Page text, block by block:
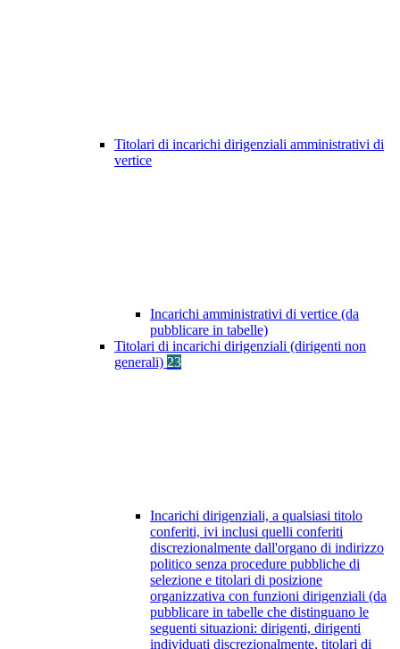
Titolari di incarichi dirigenziali amministrativi di
vertice
Incarichi amministrativi di vertice (da
pubblicare in tabelle)
Titolari di incarichi dirigenziali (dirigenti non
generali) 23
Incarichi dirigenziali, a qualsiasi titolo
conferiti, ivi inclusi quelli conferiti
discrezionalmente dall'organo di indirizzo
politico senza procedure pubbliche di
selezione e titolari di posizione
organizzativa con funzioni dirigenziali (da
pubblicare in tabelle che distinguano le
seguenti situazioni: dirigenti, dirigenti
individuati discrezionalmente, titolari di